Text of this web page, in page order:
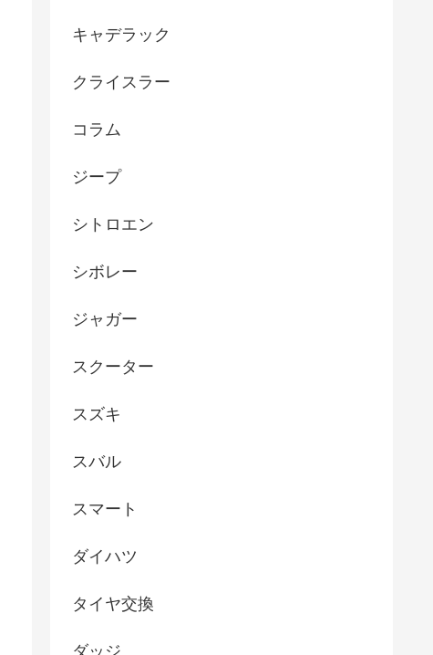
キャデラック
クライスラー
コラム
ジープ
シトロエン
シボレー
ジャガー
スクーター
スズキ
スバル
スマート
ダイハツ
タイヤ交換